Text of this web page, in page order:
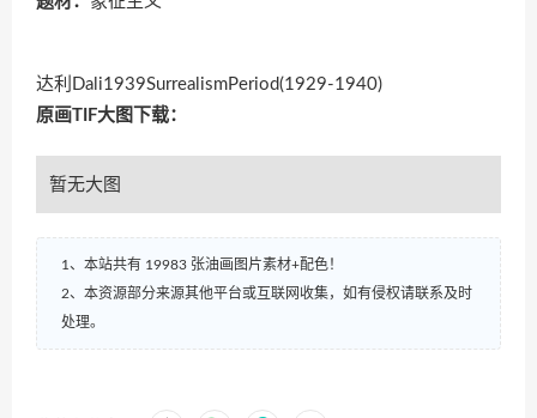
达利Dali1939SurrealismPeriod(1929-1940)
原画TIF大图下载：
暂无大图
1、本站共有 19983 张油画图片素材+配色！
2、本资源部分来源其他平台或互联网收集，如有侵权请联系及时
处理。